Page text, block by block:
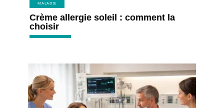
MALADIE
Crème allergie soleil : comment la
choisir